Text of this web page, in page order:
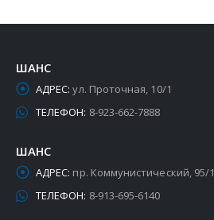
ШАНС
АДРЕС: ул. Проточная, 10/1
ТЕЛЕФОН: 8-923-662-7888
ШАНС
АДРЕС: пр. Коммунистический, 95/1
ТЕЛЕФОН: 8-913-695-6140